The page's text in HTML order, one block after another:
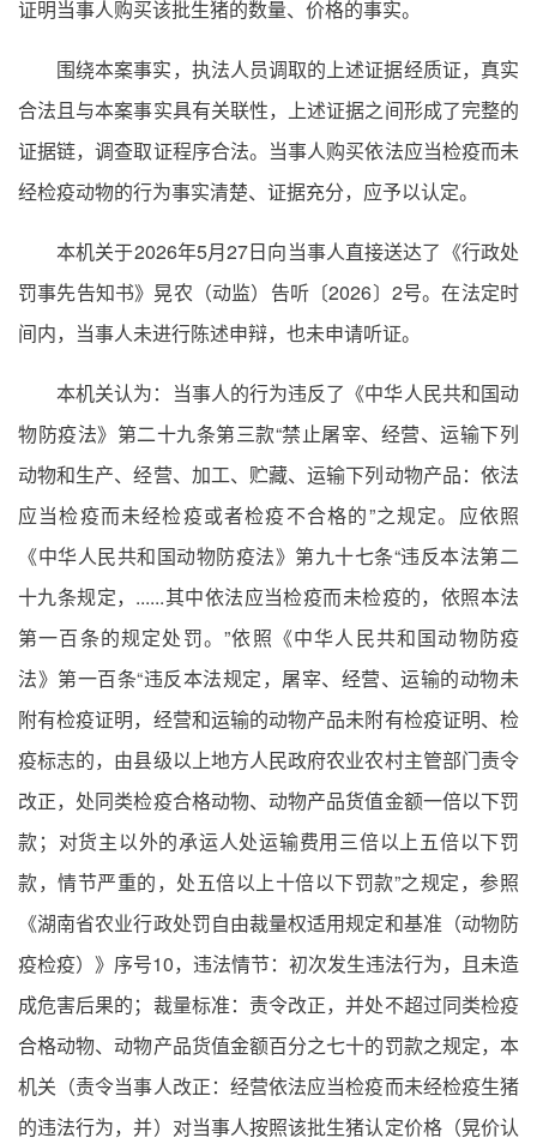
证明当事人购买该批生猪的数量、价格的事实。
围绕本案事实，执法人员调取的上述证据经质证，真实
合法且与本案事实具有关联性，上述证据之间形成了完整的
证据链，调查取证程序合法。当事人购买依法应当检疫而未
经检疫动物的行为事实清楚、证据充分，应予以认定。
本机关于2026年5月27日向当事人直接送达了《行政处
罚事先告知书》晃农（动监）告听〔2026〕2号。在法定时
间内，当事人未进行陈述申辩，也未申请听证。
本机关认为：当事人的行为违反了《中华人民共和国动
物防疫法》第二十九条第三款“禁止屠宰、经营、运输下列
动物和生产、经营、加工、贮藏、运输下列动物产品：依法
应当检疫而未经检疫或者检疫不合格的”之规定。应依照
《中华人民共和国动物防疫法》第九十七条“违反本法第二
十九条规定，......其中依法应当检疫而未检疫的，依照本法
第一百条的规定处罚。”依照《中华人民共和国动物防疫
法》第一百条“违反本法规定，屠宰、经营、运输的动物未
附有检疫证明，经营和运输的动物产品未附有检疫证明、检
疫标志的，由县级以上地方人民政府农业农村主管部门责令
改正，处同类检疫合格动物、动物产品货值金额一倍以下罚
款；对货主以外的承运人处运输费用三倍以上五倍以下罚
款，情节严重的，处五倍以上十倍以下罚款”之规定，参照
《湖南省农业行政处罚自由裁量权适用规定和基准（动物防
疫检疫）》序号10，违法情节：初次发生违法行为，且未造
成危害后果的；裁量标准：责令改正，并处不超过同类检疫
合格动物、动物产品货值金额百分之七十的罚款之规定，本
机关（责令当事人改正：经营依法应当检疫而未经检疫生猪
的违法行为，并）对当事人按照该批生猪认定价格（晃价认